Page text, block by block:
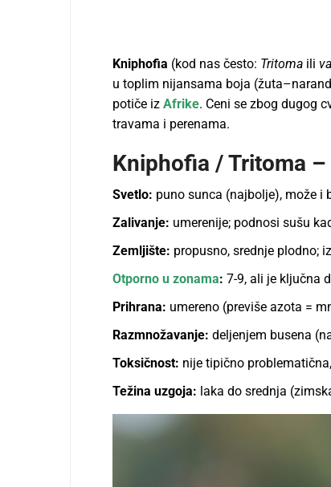
Kniphofia (kod nas često: Tritomaili
u toplim nijansama boja
potiče iz Afrike. Ceni se zbog dugog
travama i perenama.
Kniphofia / Tritoma
Svetlo: puno sunca (najbolje), može i
Zalivanje: umerenije; podnosi sušu
Zemljište: propusno, srednje plodno;
Otporno u zonama: 7-9, ali je ključna
Prihrana: umereno (previše azota =
Razmnožavanje: deljenjem busena
Toksičnost: nije tipično
Težina uzgoja: laka do srednja